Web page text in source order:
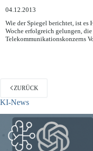
Hacker
04.12.2013
Wie der Spiegel berichtet, ist es
Woche erfolgreich gelungen, die
ZURÜCK
KI-News